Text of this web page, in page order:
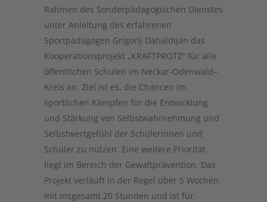
Rahmen des Sonderpädagogischen Dienstes
unter Anleitung des erfahrenen
Sportpädagogen Grigorij Dahaldijan das
Kooperationsprojekt „KRAFTPROTZ“ für alle
öffentlichen Schulen im Neckar-Odenwald–
Kreis an. Ziel ist es, die Chancen im
sportlichen Kämpfen für die Entwicklung
und Stärkung von Selbstwahrnehmung und
Selbstwertgefühl der Schülerinnen und
Schüler zu nutzen. Eine weitere Priorität
liegt im Bereich der Gewaltprävention. Das
Projekt verläuft in der Regel über 5 Wochen
mit insgesamt 20 Stunden und ist für